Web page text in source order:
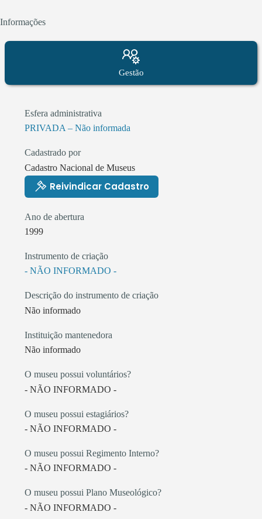
Informações
Gestão
Esfera administrativa
PRIVADA – Não informada
Cadastrado por
Cadastro Nacional de Museus
Reivindicar Cadastro
Ano de abertura
1999
Instrumento de criação
- NÃO INFORMADO -
Descrição do instrumento de criação
Não informado
Instituição mantenedora
Não informado
O museu possui voluntários?
- NÃO INFORMADO -
O museu possui estagiários?
- NÃO INFORMADO -
O museu possui Regimento Interno?
- NÃO INFORMADO -
O museu possui Plano Museológico?
- NÃO INFORMADO -